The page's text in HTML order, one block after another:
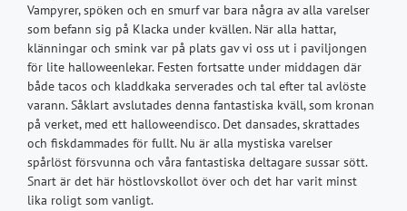
Vampyrer, spöken och en smurf var bara några av alla varelser
som befann sig på Klacka under kvällen. När alla hattar,
klänningar och smink var på plats gav vi oss ut i paviljongen
för lite halloweenlekar. Festen fortsatte under middagen där
både tacos och kladdkaka serverades och tal efter tal avlöste
varann. Såklart avslutades denna fantastiska kväll, som kronan
på verket, med ett halloweendisco. Det dansades, skrattades
och fiskdammades för fullt. Nu är alla mystiska varelser
spårlöst försvunna och våra fantastiska deltagare sussar sött.
Snart är det här höstlovskollot över och det har varit minst
lika roligt som vanligt.